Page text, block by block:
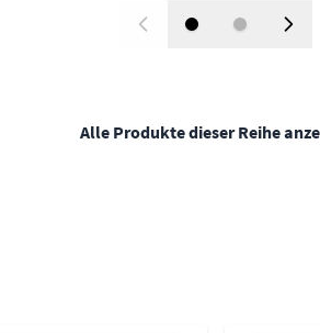
Alle Produkte dieser Reihe